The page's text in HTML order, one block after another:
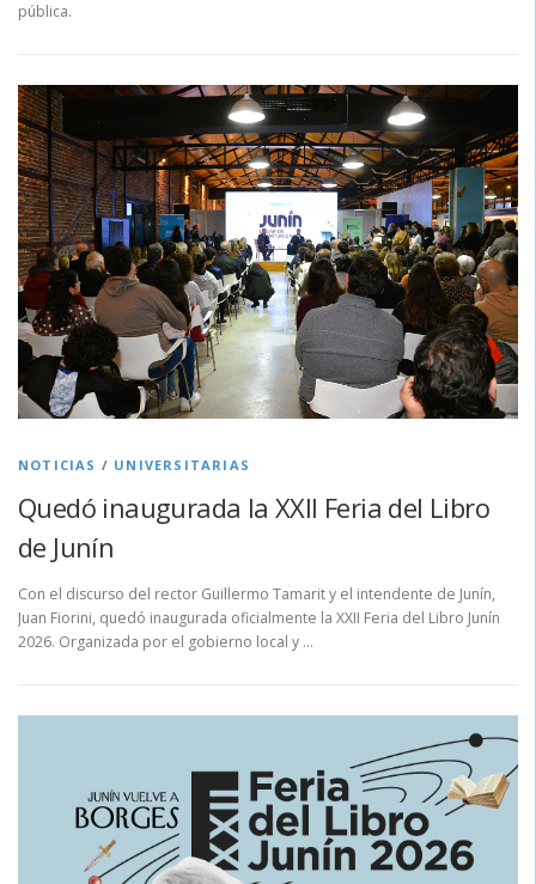
pública.
NOTICIAS / UNIVERSITARIAS
Quedó inaugurada la XXII Feria del Libro
de Junín
Con el discurso del rector Guillermo Tamarit y el intendente de Junín,
Juan Fiorini, quedó inaugurada oficialmente la XXII Feria del Libro Junín
2026. Organizada por el gobierno local y …